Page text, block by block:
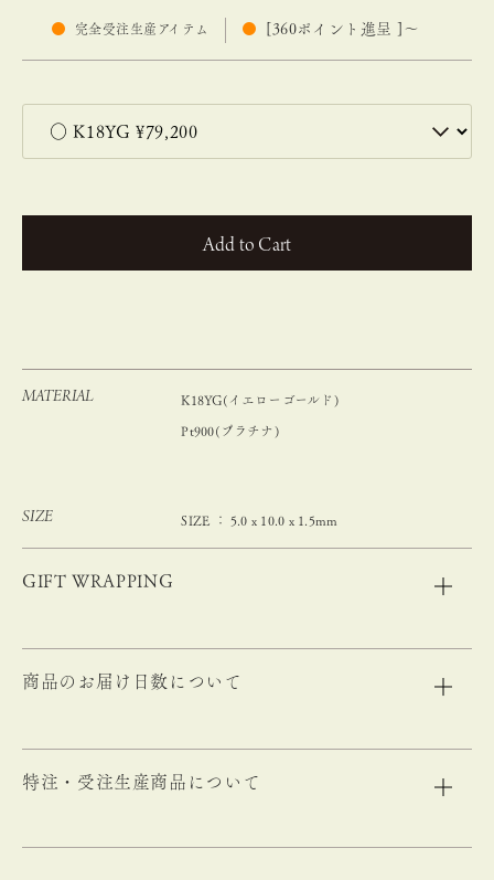
完全受注生産アイテム 360ポイント進呈 ] 〜
カートに入れる
MATERIAL K18YG(イエローゴールド)
Pt900(プラチナ)
SIZE SIZE ： 5.0 x 10.0 x 1.5mm
GIFT WRAPPING
商品のお届け日数について
特注・受注生産商品について